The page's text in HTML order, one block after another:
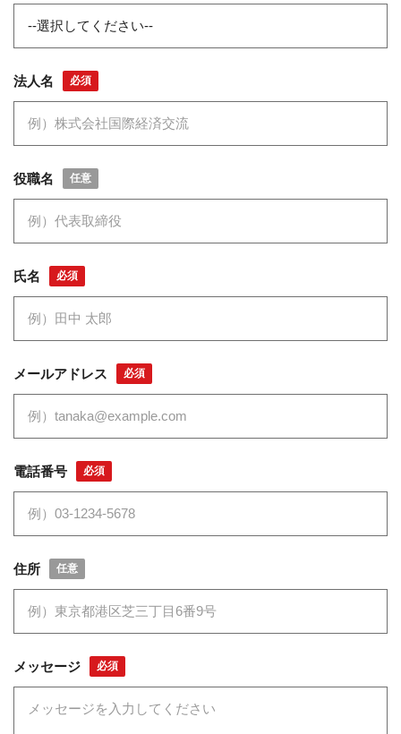
法人名 必須
役職名 任意
氏名 必須
メールアドレス 必須
電話番号 必須
住所 任意
メッセージ 必須